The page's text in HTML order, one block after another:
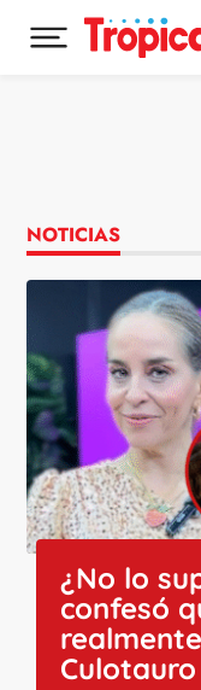
Desplegar menú
NOTICIAS
¿No lo
confesó
Culotauro